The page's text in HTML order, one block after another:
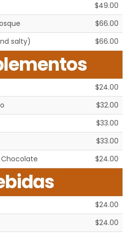
$49.00
$66.00
salty)
$66.00
$24.00
$32.00
$33.00
$33.00
$24.00
$24.00
$24.00